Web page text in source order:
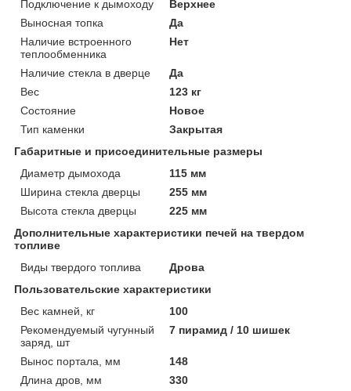
Подключение к дымоходу
Верхнее
Выносная топка
Да
Наличие встроенного
теплообменника
Нет
Наличие стекла в дверце
Да
Вес
123 кг
Состояние
Новое
Тип каменки
Закрытая
Габаритные и присоединительные размеры
Диаметр дымохода
115 мм
Ширина стекла дверцы
255 мм
Высота стекла дверцы
225 мм
Дополнительные характеристики печей на твердом
топливе
Виды твердого топлива
Дрова
Пользовательские характеристики
Вес камней, кг
100
Рекомендуемый чугунный
заряд, шт
7 пирамид / 10 шишек
Вынос портала, мм
148
Длина дров, мм
330